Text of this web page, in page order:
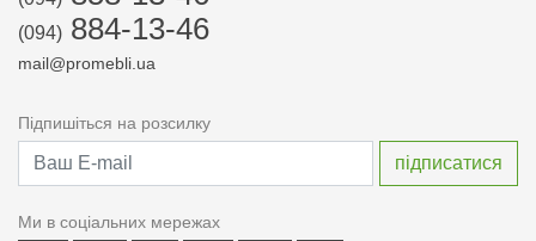
(094) 884-13-46
mail@promebli.ua
Підпишіться на розсилку
Ми в соціальних мережах